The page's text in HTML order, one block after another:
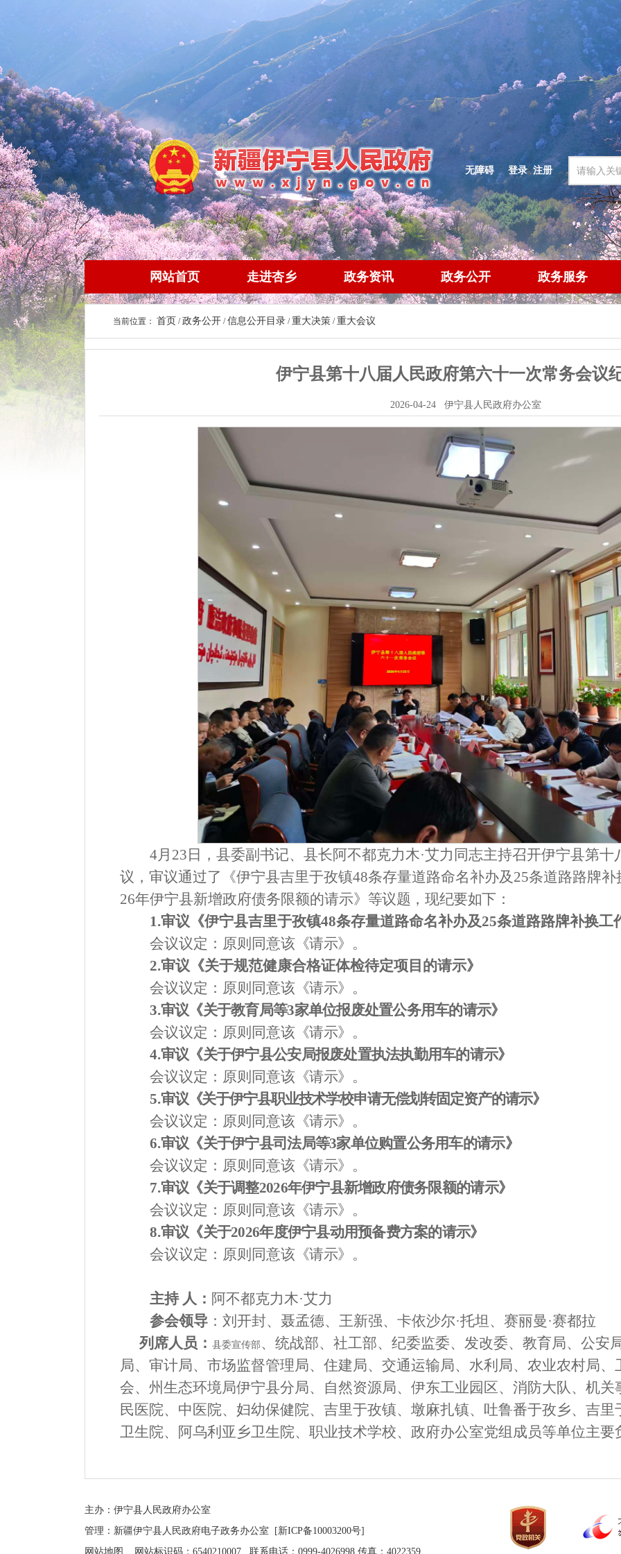
登录|注册
无障碍
网站首页 走进杏乡 政务资讯 政务公开 政务服务
当前位置： 首页 /政务公开 /信息公开目录 /重大决策 /重大会议
伊宁县第十八届人民政府第六十一次常务会议
2026-04-24 伊宁县人民政府办公室
4月 23 日，县委副书记、县长阿不都克力木·艾力 同志主持召开伊宁县第十
议，审议通过了 《伊宁县吉里于孜镇48条存量道路命名补办及 25条道路路牌补
26年伊宁县新增政府债务限额的请示》 等议题 ，现纪要如下：
1.审议《伊宁县吉里于孜镇48条存量道路命名补办及25条道路路牌补换工
会议议定： 原则同意该 《请示》。
2.审议《关于规范健康合格证体检待定项目的请示》
会议议定： 原则同意该 《请示》。
3.审议《关于教育局等3家单位报废处置公务用车的请示》
会议议定： 原则同意该 《请示》。
4.审议《关于伊宁县公安局报废处置执法执勤用车的请示》
会议议定： 原则同意该 《请示》。
5.审议《关于伊宁县职业技术学校申请无偿划转固定资产的请示》
会议议定： 原则同意该 《请示》。
6.审议《关于伊宁县司法局等3家单位购置公务用车的请示》
会议议定： 原则同意该 《请示》。
7.审议《关于调整2026年伊宁县新增政府债务限额的请示》
会议议定： 原则同意该 《请示》。
8.审议《关于2026年度伊宁县动用预备费方案的请示》
会议议定： 原则同意该 《请示》。
主持 人： 阿不都克力木·艾力
参会领导： 刘开封、聂孟德、王新强、卡依沙尔·托坦、赛丽曼·赛都拉
列席人员 ： 县委宣传部 、统战部、社工部、纪委监委、发改委、教育局、 公安
局、审计局、市场监督管理局、住建局、交通运输局、水利局、 农业农村局、
会、州生态环境局伊宁县分局、
自然资源局、伊东工业园区、消防大队、机关
民医院、中医院、妇幼保健院、 吉里于孜镇、墩麻扎镇、吐鲁番于孜乡、吉
卫生院、阿乌利亚乡卫生院、职业技术学校、 政府办公室党组成员等单位主
主办：伊宁县人民政府办公室
管理：新疆伊宁县人民政府电子政务办公室
[新ICP备10003200号]
网站地图
网站标识码：6540210007 联系电话：0999-4026998 传真：4022359